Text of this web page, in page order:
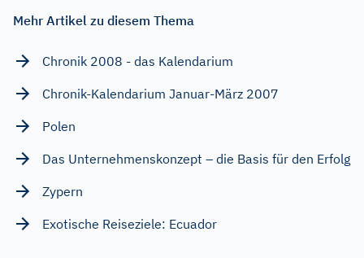
Mehr Artikel zu diesem Thema
Chronik 2008 - das Kalendarium
Chronik-Kalendarium Januar-März 2007
Polen
Das Unternehmenskonzept – die Basis für den Erfolg
Zypern
Exotische Reiseziele: Ecuador